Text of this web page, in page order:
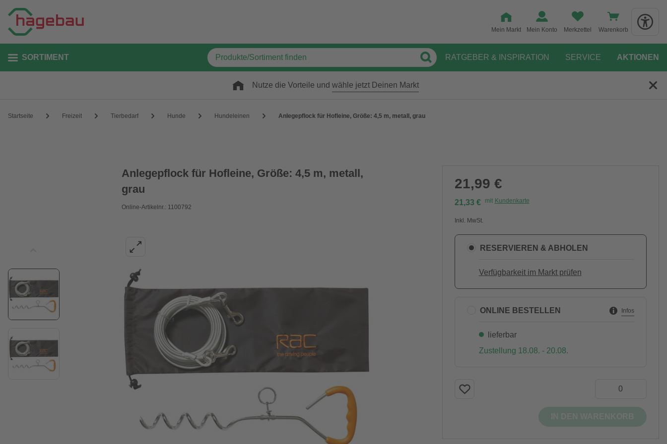
Mein Markt Mein Konto Merkzettel Warenkorb
SORTIMENT RATGEBER & INSPIRATION SERVICE AKTIONEN
Nutze die Vorteile und wähle jetzt Deinen Markt
Startseite Freizeit Tierbedarf Hunde Hundeleinen Anlegepflock für Hofleine, Größe: 4,5 m, metall, grau
Anlegepflock für Hofleine, Größe: 4,5 m, metall,
grau
Online-Artikelnr.: 1100792
21,99 €
21,33 € mit Kundenkarte
Inkl. MwSt.
RESERVIEREN & ABHOLEN
Verfügbarkeit im Markt prüfen
ONLINE BESTELLEN Infos
lieferbar
Zustellung 18.08. - 20.08.